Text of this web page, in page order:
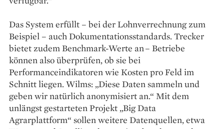
Das System erfüllt – bei der Lohnverrechnung zum
Beispiel – auch Dokumentationsstandards. Trecker
bietet zudem Benchmark-Werte an – Betriebe
können also überprüfen, ob sie bei
Performanceindikatoren wie Kosten pro Feld im
Schnitt liegen. Wilms: „Diese Daten sammeln und
geben wir natürlich anonymisiert an.“ Mit dem
unlängst gestarteten Projekt „Big Data
Agrarplattform“ sollen weitere Datenquellen, etwa